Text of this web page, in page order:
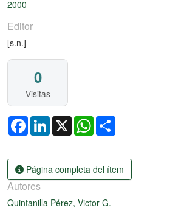
2000
Editor
[s.n.]
0
Visitas
FacebookLinkedIn
X WhatsApp
Página completa del ítem
Autores
Quintanilla Pérez, Victor G.